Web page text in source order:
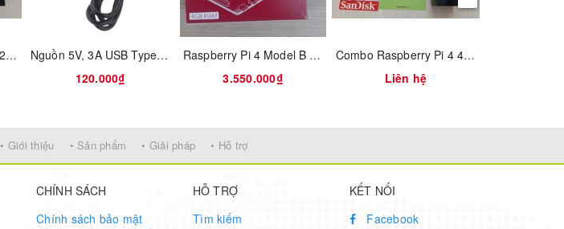
Combo Raspberry Pi 4 2GB RAM Full vỏ nhôm
Nguồn 5V, 3A USB Type C Raspberry Pi 4
120.000₫
Raspberry Pi 4 Model B 4GB RAM
3.550.000₫
Combo Raspberry Pi 4 4GB RAM Full vỏ nhôm
Liên hệ
• Giới thiệu • Sản phẩm • Giải pháp • Hỗ trợ
CHÍNH SÁCH
Chính sách bảo mật
HỖ TRỢ
Tìm kiếm
KẾT NỐI
Facebook